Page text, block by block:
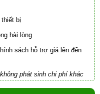
bị
hài lòng
sách hỗ trợ giá lên đến
phát sinh chi phí khác